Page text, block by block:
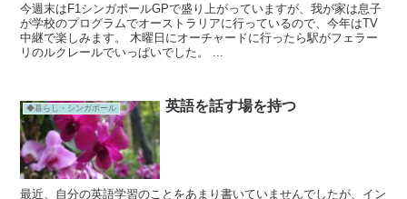
今週末はF1シンガポールGPで盛り上がっていますが、我が家は息子
が学校のプログラムでオーストラリアに行っているので、今年はTV
中継で楽しみます。 木曜日にオーチャードに行ったら駅がフェラー
リのルクレールでいっぱいでした。 ...
◆暮らし・シンガポール 英語を話す場を持つ
最近、自分の英語学習のことをあまり書いていませんでしたが、イン